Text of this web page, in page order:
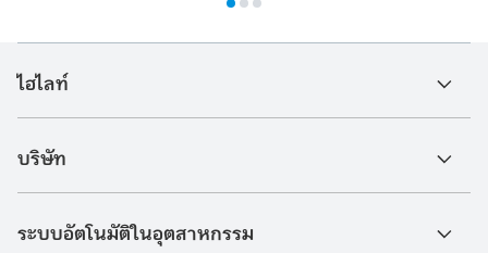
ไฮไลท์
บริษัท
ระบบอัตโนมัติในอุตสาหกรรม